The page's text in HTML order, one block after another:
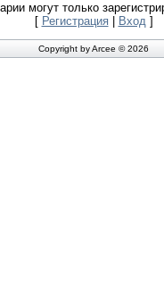
могут только
[ Регистрация| Вход]
Copyright by Arcee © 2026